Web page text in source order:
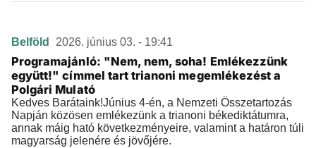
Belföld 2026. június 03. - 19:41
Programajánló: "Nem, nem, soha! Emlékezzünk
együtt!" címmel tart trianoni megemlékezést a
Polgári Mulató
Kedves Barátaink!Június 4-én, a Nemzeti Összetartozás
Napján közösen emlékezünk a trianoni békediktátumra,
annak máig ható következményeire, valamint a határon túli
magyarság jelenére és jövőjére.